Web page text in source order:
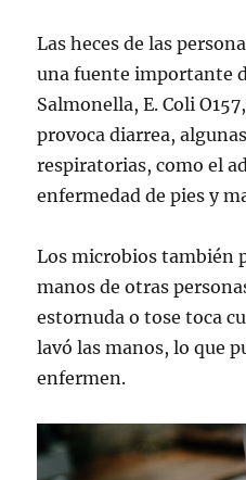
Las heces de las
una fuente importante
Salmonella, E. Coli
provoca diarrea,
respiratorias, como el
enfermedad de pies y
Los microbios también
manos de otras
estornuda o tose toca
lavó las manos, lo que
enfermen.